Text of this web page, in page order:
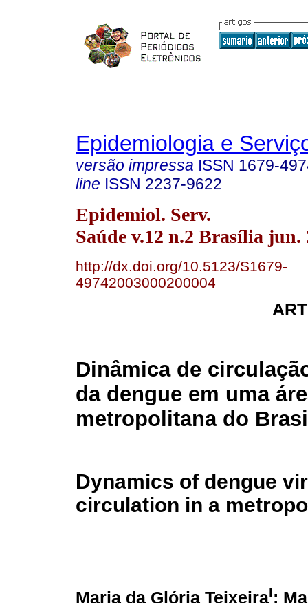
Epidemiologia e
versão impressa ISSN 1679-
line ISSN 2237-9622
Epidemiol. Serv.
Saúde v.12 n.2 Brasília jun.
http://dx.doi.org/10.5123/S1679-
49742003000200004
Dinâmica de
da dengue em uma
metropolitana do
Dynamics of dengue
circulation in a
Maria da Glória TeixeiraI;